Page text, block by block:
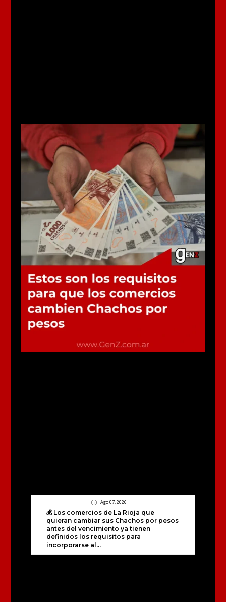
Ago 07, 2026
💰 Los comercios de La Rioja que
quieran cambiar sus Chachos por pesos
antes del vencimiento ya tienen
definidos los requisitos para
incorporarse al...